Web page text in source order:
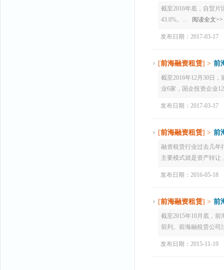
截至2016年底，自贸片
43.0%。...
阅读全文>>
发布日期：2017-03-17
[前海融资租赁] > 前
截至2016年12月30日
业6家，国企投资企业
发布日期：2017-03-17
[前海融资租赁] > 前
融资租赁行业过去几年
主要模式就是资产转让
发布日期：2016-05-18
[前海融资租赁] > 前
截至2015年10月底，
前列。前海融租赁公司
发布日期：2015-11-19